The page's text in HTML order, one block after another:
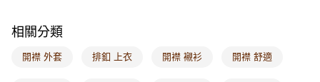
付款後門市自取
每筆NT$60，滿NT$1,000(含以上)免運費
相關分類
開襟 外套 排釦 上衣 開襟 襯衫 開襟 舒適